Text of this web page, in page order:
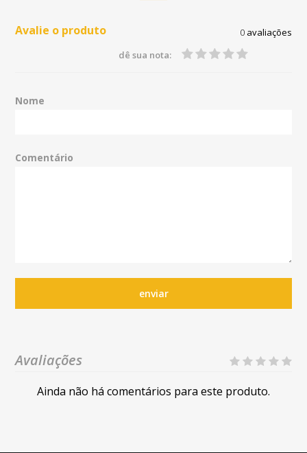
Avalie o produto 0avaliações
dê sua nota:
Nome
Comentário
enviar
Avaliações
Ainda não há comentários para este produto.